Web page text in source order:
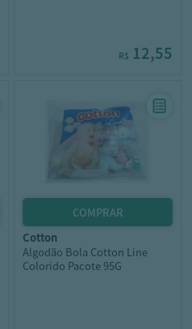
R$ 12,55
cotton
Algodão Bola Cotton Line
Colorido Pacote 95G